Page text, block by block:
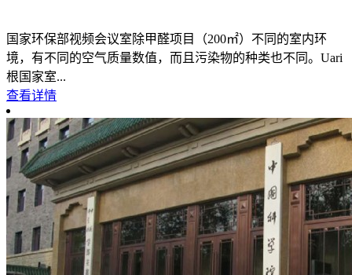
国家环保部视频会议室除甲醛项目（200㎡）不同的室内环
境，有不同的空气质量数值，而且污染物的种类也不同。Uari
根国家室...
查看详情